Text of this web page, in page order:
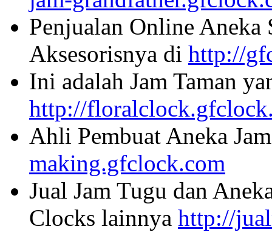
Penjualan Online Aneka
Aksesorisnya di http://
Ini adalah Jam Taman
http://
Ahli Pembuat Aneka
making.gfclock.com
Jual Jam Tugu dan
Clocks lainnya http://